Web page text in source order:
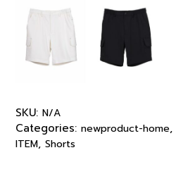
SKU: N/A
Categories: newproduct-home,
ITEM, Shorts